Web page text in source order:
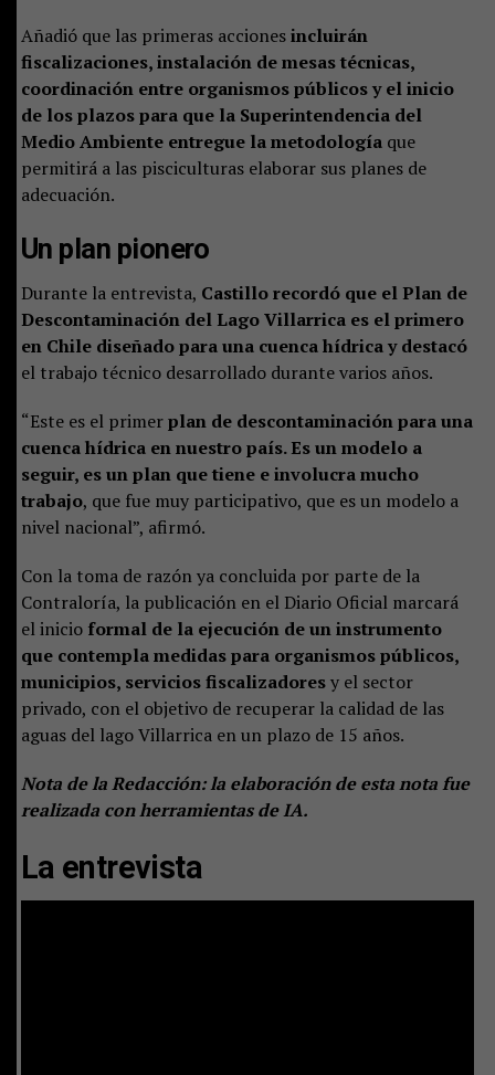
Añadió que las primeras accionesincluirán
fiscalizaciones, instalación de mesas técnicas,
coordinación entre organismos públicos y el inicio
de los plazos para que la Superintendencia del
Medio Ambiente entregue la metodología que
permitirá a las pisciculturas elaborar sus planes de
adecuación.
Un plan pionero
Durante la entrevista, Castillo recordó que el Plan de
Descontaminación del Lago Villarrica es el primero
en Chile diseñado para una cuenca hídrica y destacó
el trabajo técnico desarrollado durante varios años.
“Este es el primerplan de descontaminación para una
cuenca hídrica en nuestro país. Es un modelo a
seguir, es un plan que tiene e involucra mucho
trabajo, que fue muy participativo, que es un modelo a
nivel nacional”, afirmó.
Con la toma de razón ya concluida por parte de la
Contraloría, la publicación en el Diario Oficial marcará
el inicio formal de la ejecución de un instrumento
que contempla medidas para organismos públicos,
municipios, servicios fiscalizadoresy el sector
privado, con el objetivo de recuperar la calidad de las
aguas del lago Villarrica en un plazo de 15 años.
Nota de la Redacción: la elaboración de esta nota fue
realizada con herramientas de IA.
La entrevista